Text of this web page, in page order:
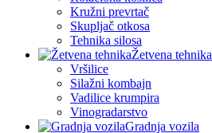
Kružni prevrtač
Skupljač otkosa
Tehnika silosa
Žetvena tehnika
Vršilice
Silažni kombajn
Vadilice krumpira
Vinogradarstvo
Gradnja vozila